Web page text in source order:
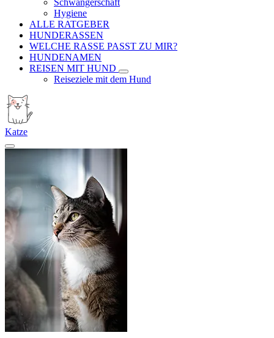
Schwangerschaft
Hygiene
ALLE RATGEBER
HUNDERASSEN
WELCHE RASSE PASST ZU MIR?
HUNDENAMEN
REISEN MIT HUND
Reiseziele mit dem Hund
Katze